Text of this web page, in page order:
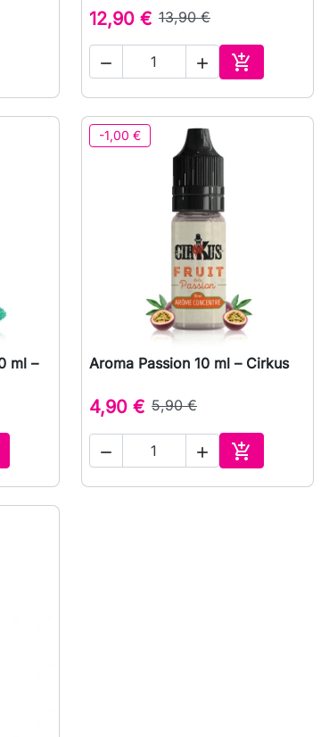
12,90 € 13,90 €
  
Adauga in cos
ml –
in cos
-1,00 €
 Vizualizare rapida
Aroma Passion 10 ml – Cirkus
4,90 € 5,90 €
  
Adauga in cos